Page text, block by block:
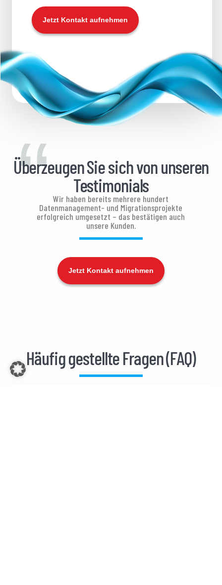
Jetzt Kontakt aufnehmen
Überzeugen Sie sich von unseren
Testimonials
Wir haben bereits mehrere hundert
Datenmanagement- und Migrationsprojekte
erfolgreich umgesetzt – das bestätigen auch
unsere Kunden.
“
Jetzt Kontakt aufnehmen
Häufig gestellte Fragen (FAQ)